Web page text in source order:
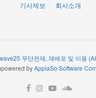
기사제보 회사소개
무단전재, 재배포 및 이용
byApplaSo Software